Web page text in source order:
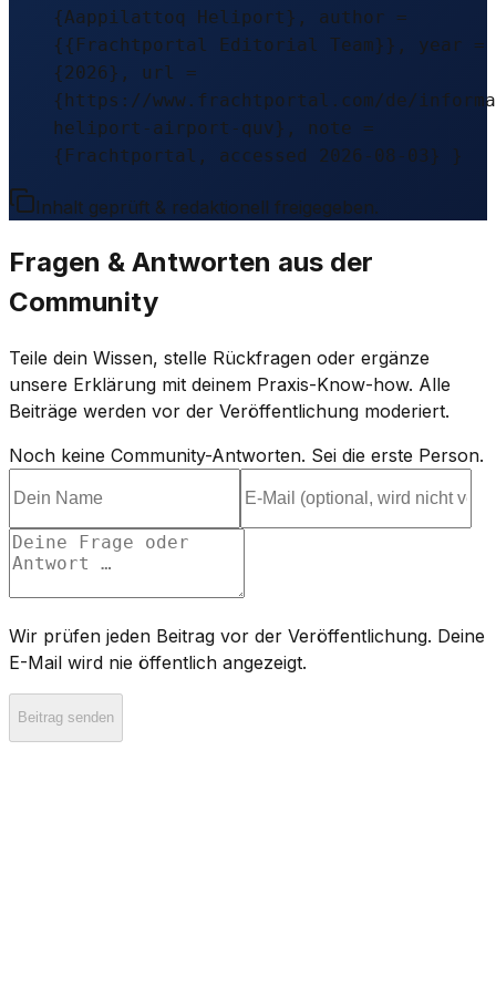
{Aappilattoq Heliport}, author =
{{Frachtportal Editorial Team}}, year =
{2026}, url =
{https://www.frachtportal.com/de/
heliport-airport-quv}, note =
{Frachtportal, accessed 2026-08-03} }
Inhalt geprüft & redaktionell freigegeben.
Fragen & Antworten aus der
Community
Teile dein Wissen, stelle Rückfragen oder ergänze
unsere Erklärung mit deinem Praxis-Know-how. Alle
Beiträge werden vor der Veröffentlichung moderiert.
Noch keine Community-Antworten. Sei die erste Person.
Wir prüfen jeden Beitrag vor der Veröffentlichung. Deine
E-Mail wird nie öffentlich angezeigt.
Beitrag senden